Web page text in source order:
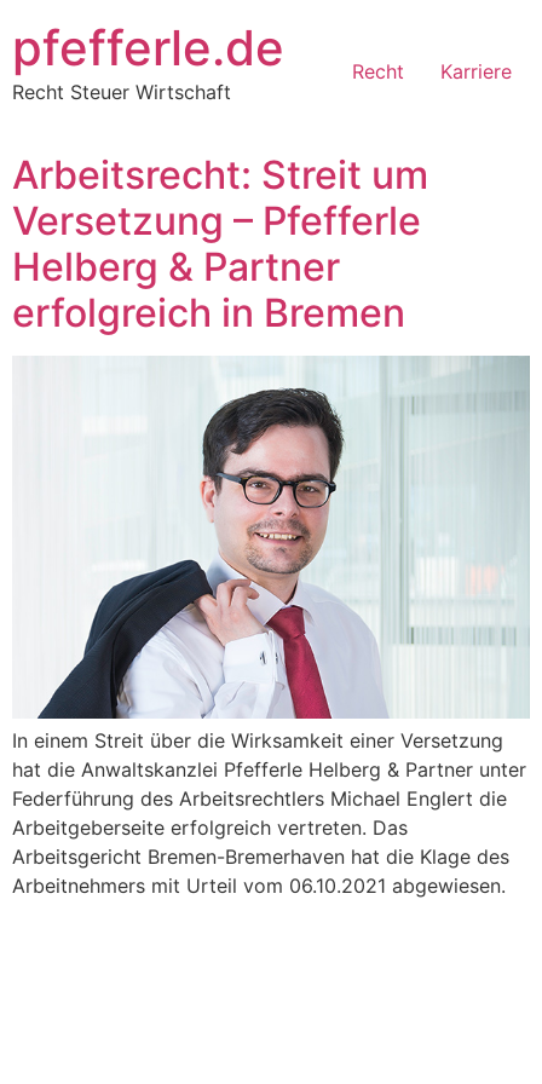
Inhalt
springen
pfefferle.de
Recht Steuer Wirtschaft
Recht Karriere
Arbeitsrecht: Streit um
Versetzung – Pfefferle
Helberg & Partner
erfolgreich in Bremen
In einem Streit über die Wirksamkeit einer Versetzung
hat die Anwaltskanzlei Pfefferle Helberg & Partner unter
Federführung des Arbeitsrechtlers Michael Englert die
Arbeitgeberseite erfolgreich vertreten. Das
Arbeitsgericht Bremen-Bremerhaven hat die Klage des
Arbeitnehmers mit Urteil vom 06.10.2021 abgewiesen.